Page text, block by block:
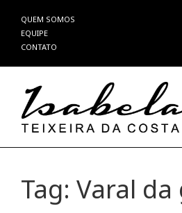
Pular
para
o
QUEM SOMOS
EQUIPE
CONTATO
Tag: Varal da